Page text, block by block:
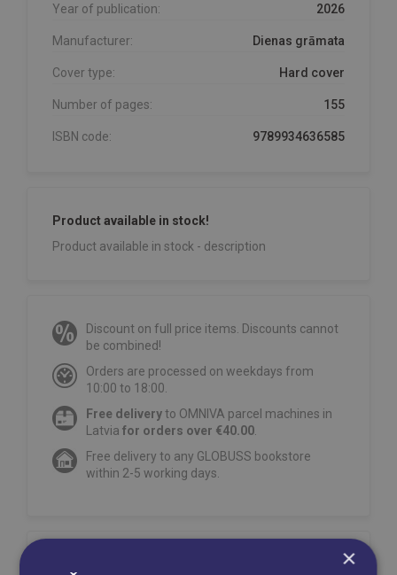
Year of publication: 2026
Manufacturer: Dienas grāmata
Cover type: Hard cover
Number of pages: 155
ISBN code: 9789934636585
Product available in stock!
Product available in stock - description
Discount on full price items. Discounts cannot
be combined!
Orders are processed on weekdays from
10:00 to 18:00.
Free deliveryto OMNIVA parcel machines in
Latvia for orders over €40.00
Free delivery to any GLOBUSS bookstore
within 2-5 working days.
×